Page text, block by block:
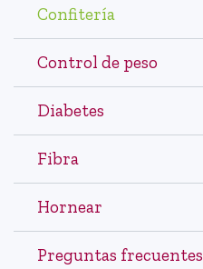
Confitería
Control de peso
Diabetes
Fibra
Hornear
Preguntas frecuentes